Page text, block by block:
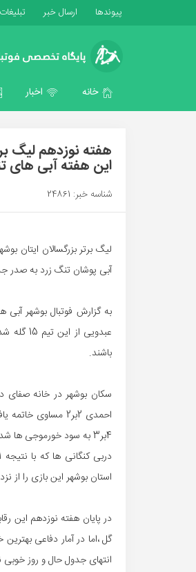
پیوندها ارسال خبر تبلیغات
خانه اخبار
هفته نوزدهم لیگ
این هفته آبی های
شناسه خبر: 24861
لیگ برتر بزرگسالان
آبی پوشان تنگ زرد به صدر
باشند.
سکان بوشهر در خانه صفای
احمدی 2بر2
4بر3 به سود خورموجی ها شد و این برد تیم پرسپولیس را به رده دوم جدول برد.
استان بوشهر این بازی را از
انتهای جدول حال و روز خوبی